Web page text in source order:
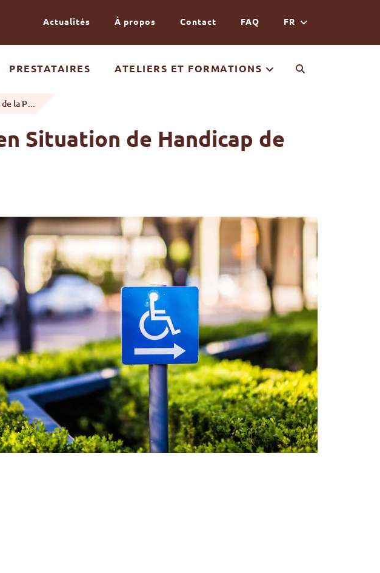
Actualités À propos Contact FAQ FR
PRESTATAIRES ATELIERS ET FORMATIONS
Woluwe-Saint-Pierre
Situation de Handicap de